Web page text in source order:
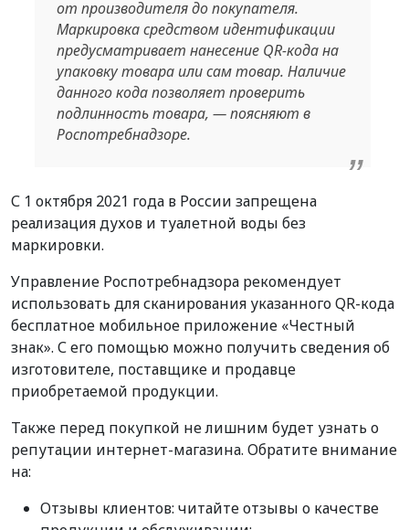
от производителя до покупателя.
Маркировка средством идентификации
предусматривает нанесение QR-кода на
упаковку товара или сам товар. Наличие
данного кода позволяет проверить
подлинность товара, — поясняют в
Роспотребнадзоре.
С 1 октября 2021 года в России запрещена
реализация духов и туалетной воды без
маркировки.
Управление Роспотребнадзора рекомендует
использовать для сканирования указанного QR-кода
бесплатное мобильное приложение «Честный
знак». С его помощью можно получить сведения об
изготовителе, поставщике и продавце
приобретаемой продукции.
Также перед покупкой не лишним будет узнать о
репутации интернет-магазина. Обратите внимание
на:
Отзывы клиентов: читайте отзывы о качестве